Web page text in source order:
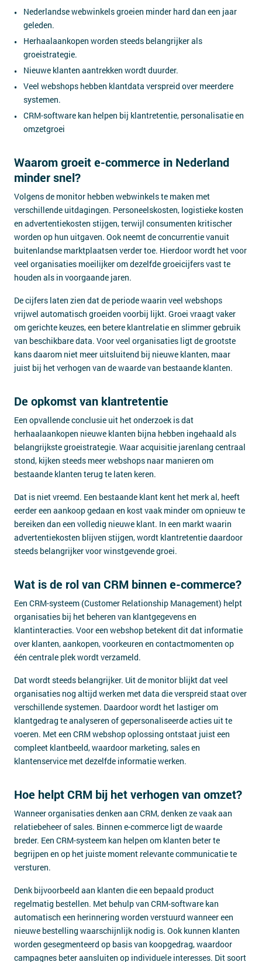
Nederlandse webwinkels groeien minder hard dan een jaar
geleden.
Herhaalaankopen worden steeds belangrijker als
groeistrategie.
Nieuwe klanten aantrekken wordt duurder.
Veel webshops hebben klantdata verspreid over meerdere
systemen.
CRM-software kan helpen bij klantretentie, personalisatie en
omzetgroei
Waarom groeit e-commerce in Nederland
minder snel?
Volgens de monitor hebben webwinkels te maken met
verschillende uitdagingen. Personeelskosten, logistieke kosten
en advertentiekosten stijgen, terwijl consumenten kritischer
worden op hun uitgaven. Ook neemt de concurrentie vanuit
buitenlandse marktplaatsen verder toe. Hierdoor wordt het voor
veel organisaties moeilijker om dezelfde groeicijfers vast te
houden als in voorgaande jaren.
De cijfers laten zien dat de periode waarin veel webshops
vrijwel automatisch groeiden voorbij lijkt. Groei vraagt vaker
om gerichte keuzes, een betere klantrelatie en slimmer gebruik
van beschikbare data. Voor veel organisaties ligt de grootste
kans daarom niet meer uitsluitend bij nieuwe klanten, maar
juist bij het verhogen van de waarde van bestaande klanten.
De opkomst van klantretentie
Een opvallende conclusie uit het onderzoek is dat
herhaalaankopen nieuwe klanten bijna hebben ingehaald als
belangrijkste groeistrategie. Waar acquisitie jarenlang centraal
stond, kijken steeds meer webshops naar manieren om
bestaande klanten terug te laten keren.
Dat is niet vreemd. Een bestaande klant kent het merk al, heeft
eerder een aankoop gedaan en kost vaak minder om opnieuw te
bereiken dan een volledig nieuwe klant. In een markt waarin
advertentiekosten blijven stijgen, wordt klantretentie daardoor
steeds belangrijker voor winstgevende groei.
Wat is de rol van CRM binnen e-commerce?
Een CRM-systeem (Customer Relationship Management) helpt
organisaties bij het beheren van klantgegevens en
klantinteracties. Voor een webshop betekent dit dat informatie
over klanten, aankopen, voorkeuren en contactmomenten op
één centrale plek wordt verzameld.
Dat wordt steeds belangrijker. Uit de monitor blijkt dat veel
organisaties nog altijd werken met data die verspreid staat over
verschillende systemen. Daardoor wordt het lastiger om
klantgedrag te analyseren of gepersonaliseerde acties uit te
voeren. Met een CRM webshop oplossing ontstaat juist een
compleet klantbeeld, waardoor marketing, sales en
klantenservice met dezelfde informatie werken.
Hoe helpt CRM bij het verhogen van omzet?
Wanneer organisaties denken aan CRM, denken ze vaak aan
relatiebeheer of sales. Binnen e-commerce ligt de waarde
breder. Een CRM-systeem kan helpen om klanten beter te
begrijpen en op het juiste moment relevante communicatie te
versturen.
Denk bijvoorbeeld aan klanten die een bepaald product
regelmatig bestellen. Met behulp van CRM-software kan
automatisch een herinnering worden verstuurd wanneer een
nieuwe bestelling waarschijnlijk nodig is. Ook kunnen klanten
worden gesegmenteerd op basis van koopgedrag, waardoor
campagnes beter aansluiten op individuele interesses. Dit soort